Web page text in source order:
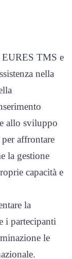
EURES TMS e
nella
allo sviluppo
per affrontare
la gestione
capacità e
la
i partecipanti
le